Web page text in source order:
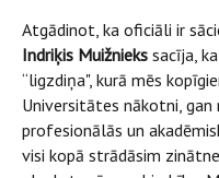
Atgādinot, ka oficiāli ir
Indriķis Muižnieks sacīja,
“ligzdiņa", kurā mēs
Universitātes nākotni,
profesionālās un
visi kopā strādāsim